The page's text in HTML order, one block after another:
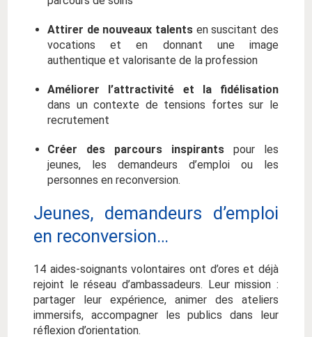
Attirer de nouveaux talents en suscitant des
vocations et en donnant une image
authentique et valorisante de la profession
Améliorer l’attractivité et la fidélisation
dans un contexte de tensions fortes sur le
recrutement
Créer des parcours inspirants pour les
jeunes, les demandeurs d’emploi ou les
personnes en reconversion.
Jeunes, demandeurs d’emploi
en reconversion…
14 aides-soignants volontaires ont d’ores et déjà
rejoint le réseau d’ambassadeurs. Leur mission :
partager leur expérience, animer des ateliers
immersifs, accompagner les publics dans leur
réflexion d’orientation.